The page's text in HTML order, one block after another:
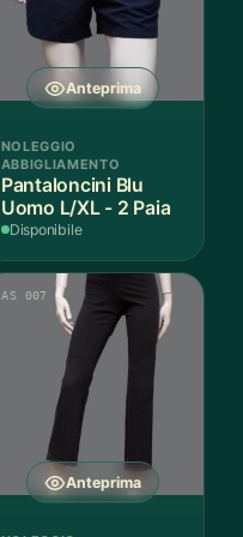
Anteprima
NOLEGGIO
ABBIGLIAMENTO
Pantaloncini Blu
Uomo L/XL - 2 Paia
Disponibile
Anteprima
AS 007